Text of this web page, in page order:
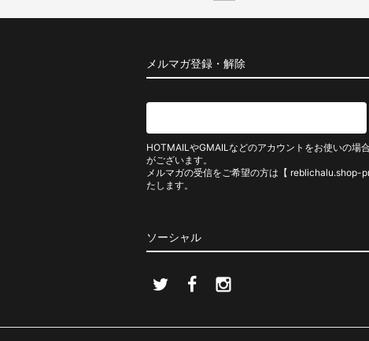
メルマガ登録・解除
HOTMAILやGMAILなどのアカウントをお使いの場
がございます。
メルマガの受信をご希望の方は【 reblichalu.shop-
たします。
ソーシャル